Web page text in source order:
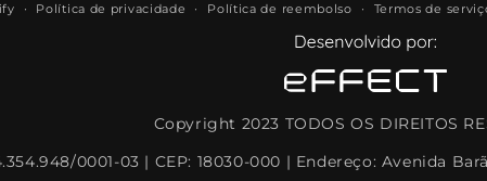
Política de privacidade Política de reembolso Termos de
Copyright 2023 TODOS OS DIREITOS
0001-03 | CEP: 18030-000 | Endereço: Avenida